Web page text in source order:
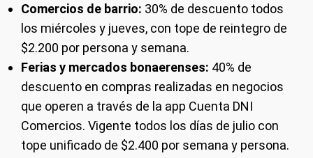
Comercios de barrio: 30% de descuento todos
los miércoles y jueves, con tope de reintegro de
$2.200 por persona y semana.
Ferias y mercados bonaerenses: 40% de
descuento en compras realizadas en negocios
que operen a través de la app Cuenta DNI
Comercios. Vigente todos los días de julio con
tope unificado de $2.400 por semana y persona.